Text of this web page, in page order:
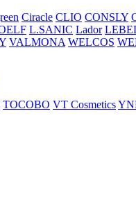
Ciracle CLIO CONSLY
L.SANIC Lador
VALMONA WELCOS
TOCOBO VT Cosmetics